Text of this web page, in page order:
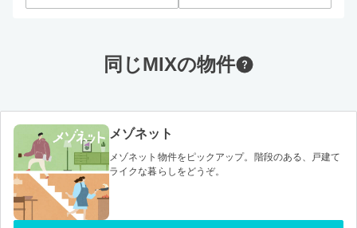
同じMIXの物件
メゾネット
メゾネット物件をピックアップ。階段のある、戸建て
ライクな暮らしをどうぞ。